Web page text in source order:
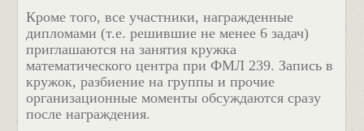
Кроме того, все участники, награжденные
дипломами (т.е. решившие не менее 6 задач)
приглашаются на занятия кружка
математического центра при ФМЛ 239. Запись в
кружок, разбиение на группы и прочие
организационные моменты обсуждаются сразу
после награждения.